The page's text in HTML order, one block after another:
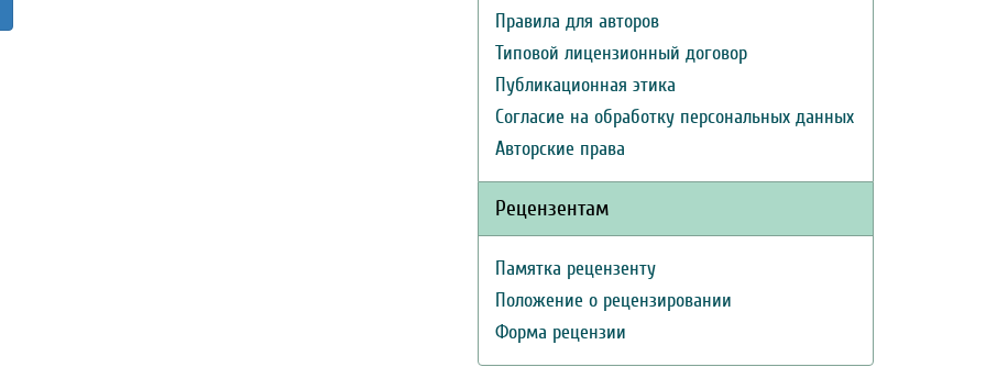
Правила для авторов
Типовой лицензионный договор
Публикационная этика
Согласие на обработку персональных данных
Авторские права
Рецензентам
Памятка рецензенту
Положение о рецензировании
Форма рецензии